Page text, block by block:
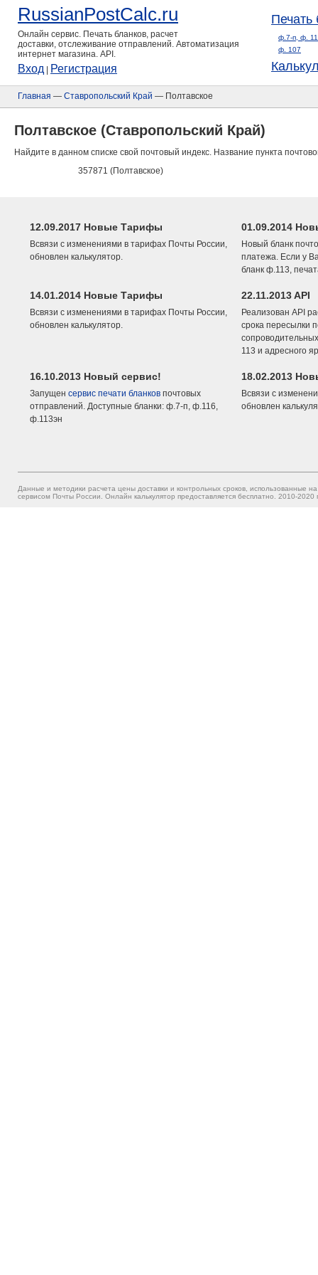
RussianPostCalc.ru
Онлайн сервис. Печать бланков, расчет
доставки, отслеживание отправлений. Автоматизация
интернет магазина. API.
Вход Регистрация
Печать
ф.7-п, ф.
ф. 107
Главная — Ставропольский Край — Полтавское
Полтавское (Ставропольский Край)
Найдите в данном списке свой почтовый индекс. Название пункта
357871 (Полтавское)
12.09.2017 Новые Тарифы
Всвязи с изменениями в тарифах Почты России,
обновлен калькулятор.
01.09.2014
Новый бланк
платежа. Если у
бланк ф.113,
14.01.2014 Новые Тарифы
Всвязи с изменениями в тарифах Почты России,
обновлен калькулятор.
22.11.2013 API
Реализован API
срока пересылки
113 и адресного
16.10.2013 Новый сервис!
Запущен сервис печати бланков почтовых
отправлений. Доступные бланки: ф.7-п, ф.116,
ф.113эн
18.02.2013
Всвязи с
обновлен
Данные и методики расчета цены доставки и контрольных сроков, использованные
сервисом Почты России. Онлайн калькулятор предоставляется бесплатно. 2010-2020